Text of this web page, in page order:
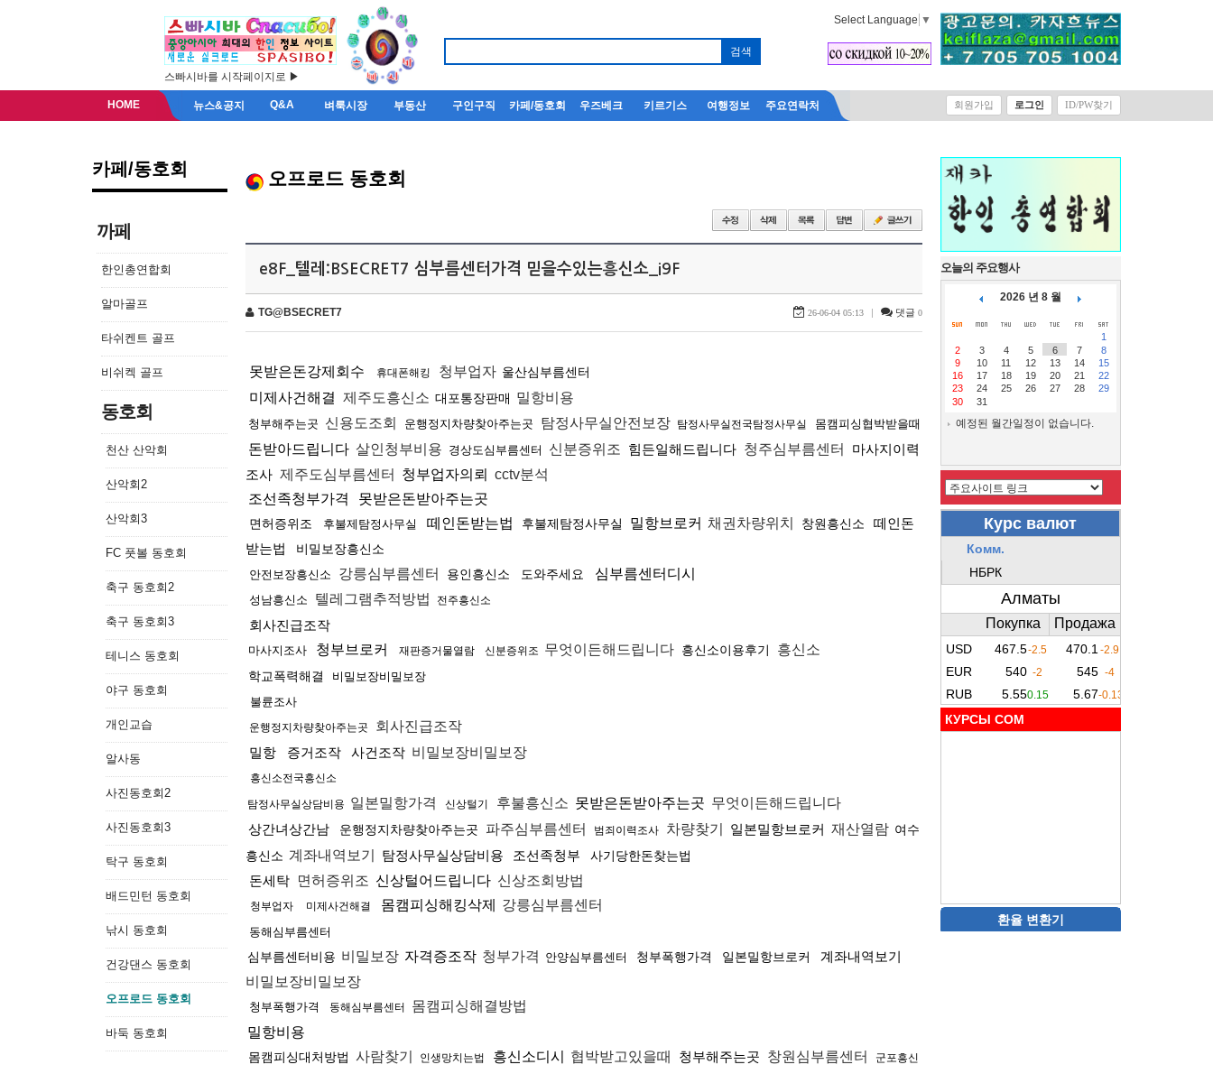
스빠시바를 시작페이지로 ▶
Select Language ▼
HOME 뉴스&공지 Q&A 벼룩시장 부동산 구인구직 카페/동호회 우즈베크 키르기스 여행정보 주요연락처 회원가입 로그인 ID/PW찾기
카페/동호회
까페
한인총연합회
알마골프
타쉬켄트 골프
비쉬켁 골프
동호회
천산 산악회
산악회2
산악회3
FC 풋볼 동호회
축구 동호회2
축구 동호회3
테니스 동호회
야구 동호회
개인교습
알사동
사진동호회2
사진동호회3
탁구 동호회
배드민턴 동호회
낚시 동호회
건강댄스 동호회
오프로드 동호회
바둑 동호회
오프로드 동호회
e8F_텔레:BSECRET7 심부름센터가격 믿을수있는흥신소_i9F
TG@BSECRET7 26-06-04 05:13 | 댓글 0
못받은돈강제회수 휴대폰해킹 청부업자 울산심부름센터
미제사건해결 제주도흥신소 대포통장판매 밀항비용
청부해주는곳 신용도조회 운행정지차량찾아주는곳 탐정사무실안전보장 탐정사무실전국탐정사무실 몸캠피싱협박받을때
돈받아드립니다 살인청부비용 경상도심부름센터 신분증위조 힘든일해드립니다 청주심부름센터
마사지이력
조사 제주도심부름센터 청부업자의뢰
cctv분석
조선족청부가격
못받은돈받아주는곳
면허증위조 후불제탐정사무실 떼인돈받는법 후불제탐정사무실 밀항브로커 채권차량위치 창원흥신소
떼인돈
받는법
비밀보장흥신소
안전보장흥신소 강릉심부름센터 용인흥신소 도와주세요 심부름센터디시
성남흥신소 텔레그램추적방법 전주흥신소
회사진급조작
마사지조사 청부브로커 재판증거물열람 신분증위조 무엇이든해드립니다 흥신소이용후기 흥신소
학교폭력해결
비밀보장비밀보장
불륜조사
운행정지차량찾아주는곳
회사진급조작
밀항
증거조작 사건조작 비밀보장비밀보장
흥신소전국흥신소
탐정사무실상담비용 일본밀항가격 신상털기 후불흥신소 못받은돈받아주는곳 무엇이든해드립니다
상간녀상간남
운행정지차량찾아주는곳 파주심부름센터 범죄이력조사 차량찾기 일본밀항브로커 재산열람 여수
흥신소 계좌내역보기 탐정사무실상담비용 조선족청부 사기당한돈찾는법
돈세탁 면허증위조 신상털어드립니다 신상조회방법
청부업자 미제사건해결 몸캠피싱해킹삭제 강릉심부름센터
동해심부름센터
심부름센터비용 비밀보장 자격증조작 청부가격 안양심부름센터 청부폭행가격 일본밀항브로커
계좌내역보기
비밀보장비밀보장
청부폭행가격 동해심부름센터
몸캠피싱해결방법
밀항비용
몸캠피싱대처방법 사람찾기 인생망치는법 흥신소디시 협박받고있을때 청부해주는곳 창원심부름센터 군포흥신
오늘의 주요행사
2026 년 8 월
1
2
3 4 5 6 7
8
9
10 11 12 13 14
15
16
17 18 19 20 21
22
23
24 25 26 27 28
29
30
31
예정된 월간일정이 없습니다.
КУРСЫ COM
환율 변환기